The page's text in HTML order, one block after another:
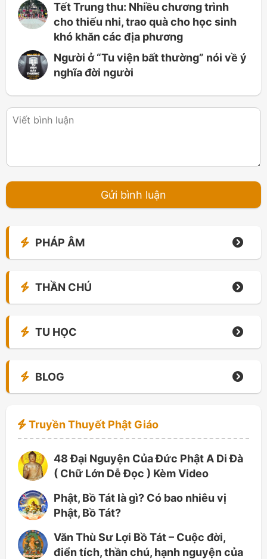
Tết Trung thu: Nhiều chương trình
cho thiếu nhi, trao quà cho học sinh
khó khăn các địa phương
Người ở “Tu viện bất thường” nói về ý
nghĩa đời người
PHÁP ÂM
THẦN CHÚ
TU HỌC
BLOG
Truyền Thuyết Phật Giáo
48 Đại Nguyện Của Đức Phật A Di Đà
( Chữ Lớn Dễ Đọc ) Kèm Video
Phật, Bồ Tát là gì? Có bao nhiêu vị
Phật, Bồ Tát?
Văn Thù Sư Lợi Bồ Tát – Cuộc đời,
điển tích, thần chú, hạnh nguyện của